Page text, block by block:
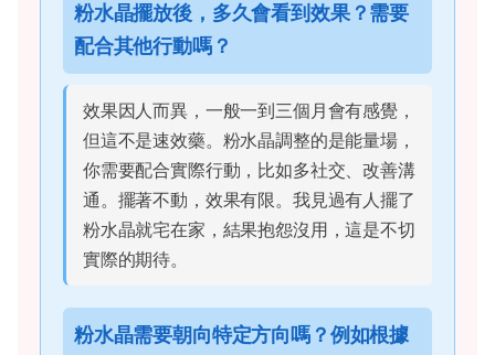
粉水晶擺放後，多久會看到效果？需要
配合其他行動嗎？
效果因人而異，一般一到三個月會有感覺，
但這不是速效藥。粉水晶調整的是能量場，
你需要配合實際行動，比如多社交、改善溝
通。擺著不動，效果有限。我見過有人擺了
粉水晶就宅在家，結果抱怨沒用，這是不切
實際的期待。
粉水晶需要朝向特定方向嗎？例如根據